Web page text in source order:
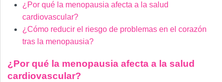
¿Por qué la menopausia afecta a la salud
cardiovascular?
¿Cómo reducir el riesgo de problemas en el corazón
tras la menopausia?
¿Por qué la menopausia afecta a la salud
cardiovascular?